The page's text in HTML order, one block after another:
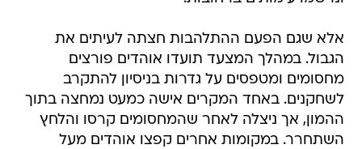
אלא שגם הפעם ההתלהבות חצתה לעיתים את
הגבול. במהלך המצעד תועדו אוהדים פורצים
מחסומים ומטפסים על גדרות בניסיון להתקרב
לשחקנים. באחד המקרים אישה כמעט נמחצה בתוך
ההמון, אך ניצלה לאחר שהמחסומים קרסו והלחץ
השתחרר. במקומות אחרים קפצו אוהדים מעל